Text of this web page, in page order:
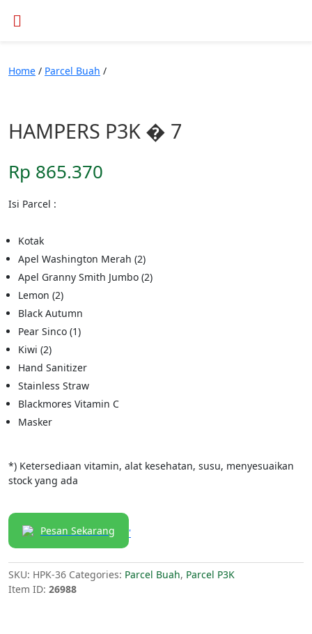
Home / Parcel Buah /
HAMPERS P3K � 7
Rp 865.370
Isi Parcel :
Kotak
Apel Washington Merah (2)
Apel Granny Smith Jumbo (2)
Lemon (2)
Black Autumn
Pear Sinco (1)
Kiwi (2)
Hand Sanitizer
Stainless Straw
Blackmores Vitamin C
Masker
*) Ketersediaan vitamin, alat kesehatan, susu, menyesuaikan
stock yang ada
Pesan Sekarang '
SKU: HPK-36 Categories: Parcel Buah, Parcel P3K
Item ID: 26988